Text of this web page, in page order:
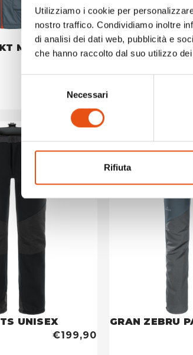
Utilizziamo i cookie per
nostro traffico. Condividiamo inoltre
di analisi dei dati web, pubblicità e
che hanno raccolto dal suo utilizzo
Necessari
Rifiuta
MAN
TRELEW
UNISEX
€199,90
GRAN ZEBRU